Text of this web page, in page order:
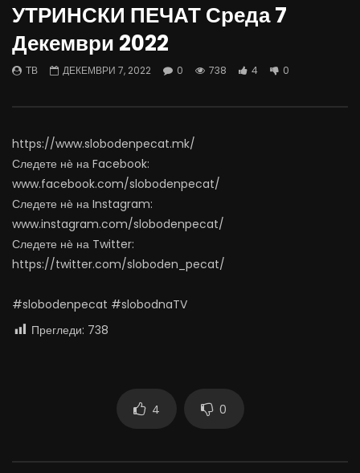
храна: Вегетата ми е тајна состојка
0
1K 12 0
12:47
хип-хоп артисти
0
791 9
УТРИНСКИ ПЕЧАТ Среда 7
Декември 2022
ТВ ДЕКЕМВРИ 7, 2022 0 738 4 0
https://www.slobodenpecat.mk/
Следете нѐ на Facebook:
www.facebook.com/slobodenpecat/
Следете нѐ на Instagram:
www.instagram.com/slobodenpecat/
Следете нѐ на Twitter:
https://twitter.com/sloboden_pecat/
#slobodenpecat #slobodnaTV
Прегледи: 738
4 0